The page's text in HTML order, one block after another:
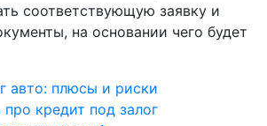
соответствующую заявку и
на основании чего будет
авто: плюсы и риски
кредит под залог